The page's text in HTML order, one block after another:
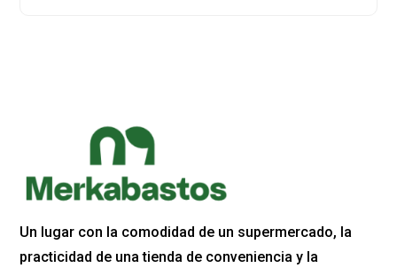
Un lugar con la comodidad de un supermercado, la
practicidad de una tienda de conveniencia y la